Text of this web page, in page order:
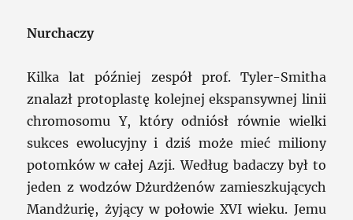
Nurchaczy
Kilka lat później zespół prof. Tyler-Smitha
znalazł protoplastę kolejnej ekspansywnej linii
chromosomu Y, który odniósł równie wielki
sukces ewolucyjny i dziś może mieć miliony
potomków w całej Azji. Według badaczy był to
jeden z wodzów Dżurdżenów zamieszkujących
Mandżurię, żyjący w połowie XVI wieku. Jemu